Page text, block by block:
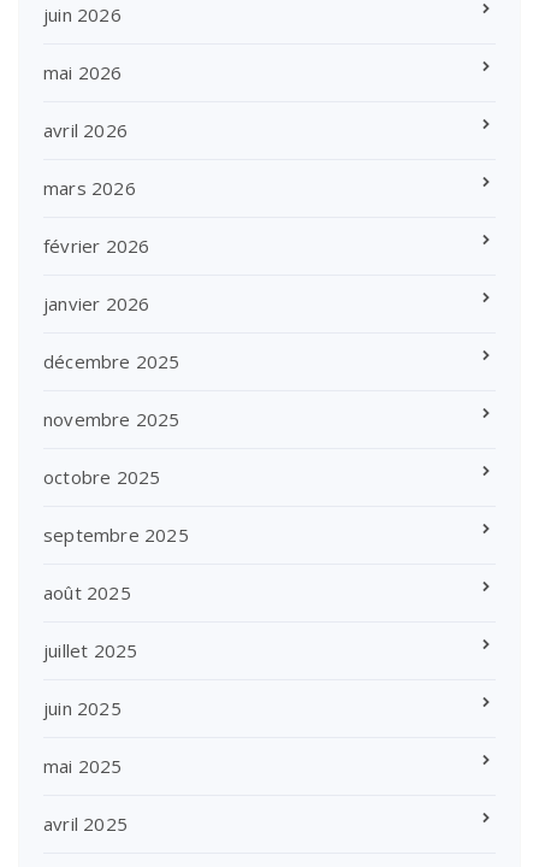
juin 2026
mai 2026
avril 2026
mars 2026
février 2026
janvier 2026
décembre 2025
novembre 2025
octobre 2025
septembre 2025
août 2025
juillet 2025
juin 2025
mai 2025
avril 2025